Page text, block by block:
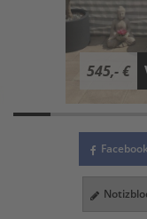
545,- €
Facebook